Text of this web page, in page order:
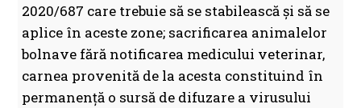
2020/687 care trebuie să se stabilească şi să se
aplice în aceste zone; sacrificarea animalelor
bolnave fără notificarea medicului veterinar,
carnea provenită de la acesta constituind în
permanenţă o sursă de difuzare a virusului